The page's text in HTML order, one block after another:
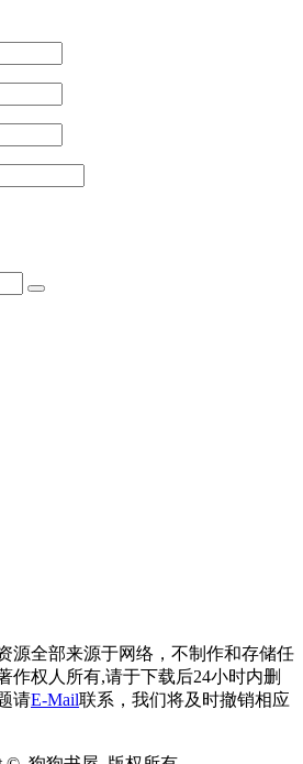
源全部来源于网络，不制作和存储任
作权人所有,请于下载后24小时内删
请E-Mail联系，我们将及时撤销相应